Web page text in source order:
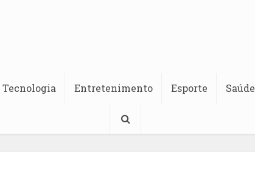
Tecnologia Entretenimento Esporte Saúde